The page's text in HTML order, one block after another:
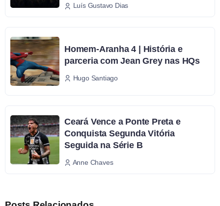
Luís Gustavo Dias
Homem-Aranha 4 | História e
parceria com Jean Grey nas HQs
Hugo Santiago
Ceará Vence a Ponte Preta e
Conquista Segunda Vitória
Seguida na Série B
Anne Chaves